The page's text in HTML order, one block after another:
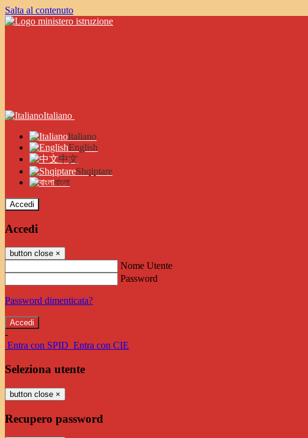
Salta al contenuto
Italiano
Italiano
English
中文
Shqiptare
বাংলা
Accedi
Accedi
button close ×
Nome Utente
Password
Password dimenticata?
-
Entra con SPID Entra con CIE
Seleziona utente
button close ×
Recupero password